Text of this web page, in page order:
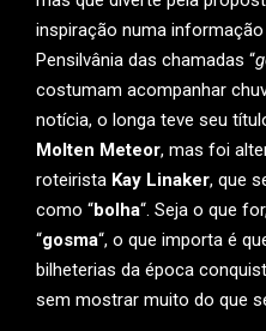
inspiração numa
Pensilvânia das chamadas “
costumam acompanhar
notícia, o longa teve seu
Molten Meteor, mas foi
roteirista Kay Linaker, que
como “bolha“. Seja o que
“gosma“, o que importa é
bilheterias da época
sem mostrar muito do que